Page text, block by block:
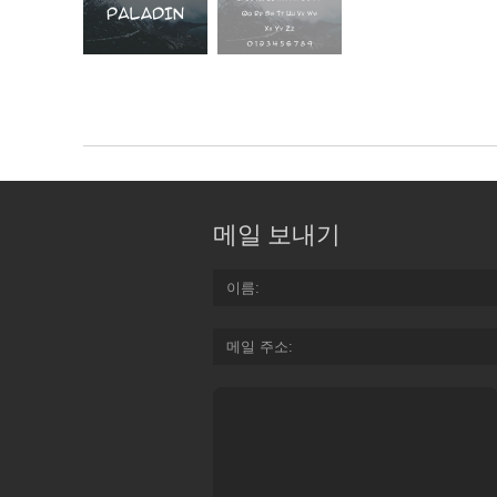
메일 보내기
이름
메일 주소